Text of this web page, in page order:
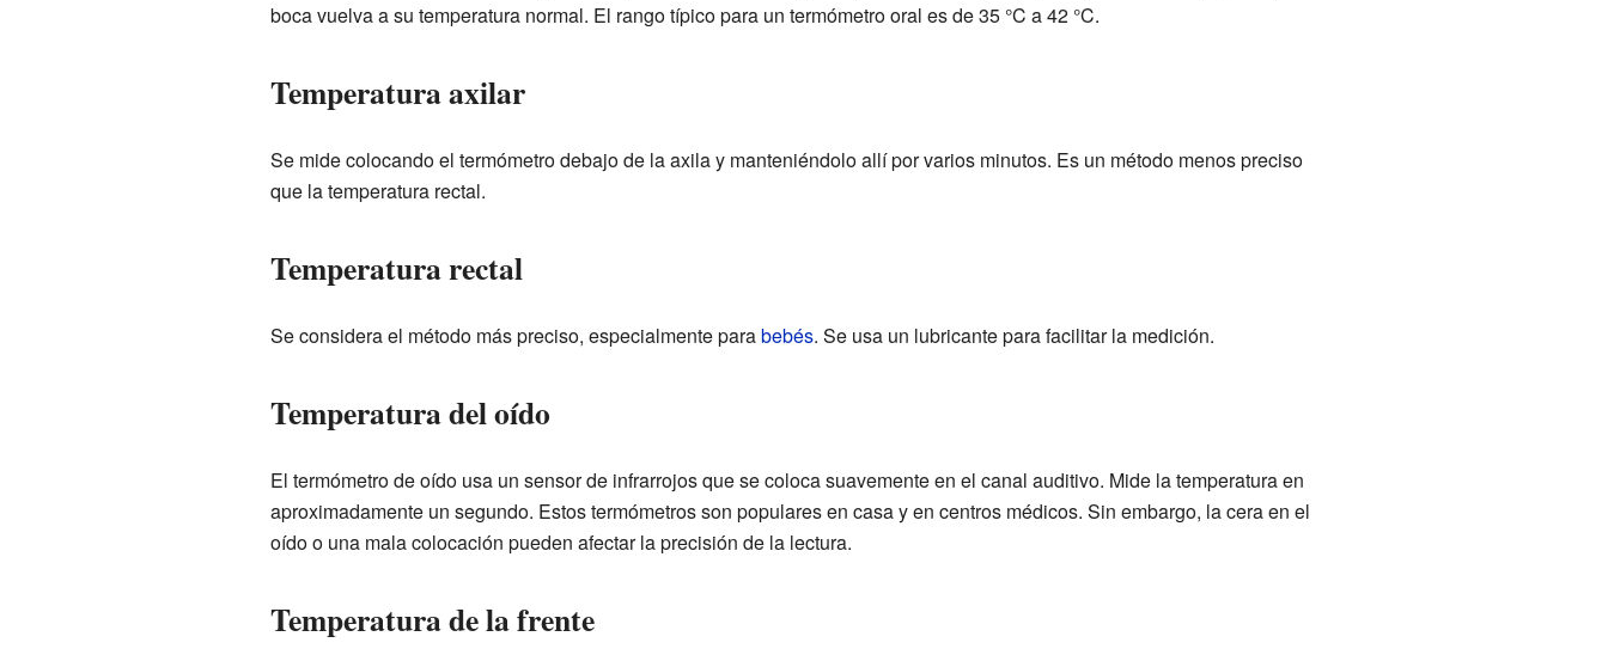
boca vuelva a su temperatura normal. El rango típico para un termómetro oral es de 35 °C a 42 °C.
Temperatura axilar
Se mide colocando el termómetro debajo de la axila y manteniéndolo allí por varios minutos. Es un método menos preciso
que la temperatura rectal.
Temperatura rectal
Se considera el método más preciso, especialmente parabebés. Se usa un lubricante para facilitar la medición.
Temperatura del oído
El termómetro de oído usa un sensor de infrarrojos que se coloca suavemente en el canal auditivo. Mide la temperatura en
aproximadamente un segundo. Estos termómetros son populares en casa y en centros médicos. Sin embargo, la cera en el
oído o una mala colocación pueden afectar la precisión de la lectura.
Temperatura de la frente